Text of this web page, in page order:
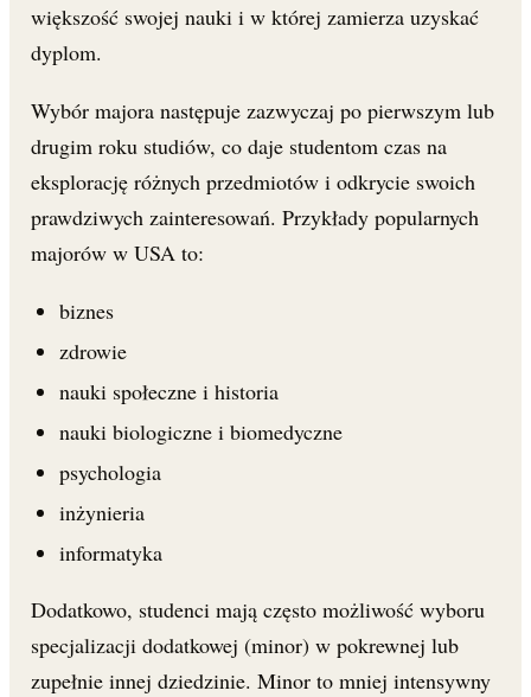
większość swojej nauki i w której zamierza uzyskać
dyplom.
Wybór majora następuje zazwyczaj po pierwszym lub
drugim roku studiów, co daje studentom czas na
eksplorację różnych przedmiotów i odkrycie swoich
prawdziwych zainteresowań. Przykłady popularnych
majorów w USA to:
biznes
zdrowie
nauki społeczne i historia
nauki biologiczne i biomedyczne
psychologia
inżynieria
informatyka
Dodatkowo, studenci mają często możliwość wyboru
specjalizacji dodatkowej (minor) w pokrewnej lub
zupełnie innej dziedzinie. Minor to mniej intensywny